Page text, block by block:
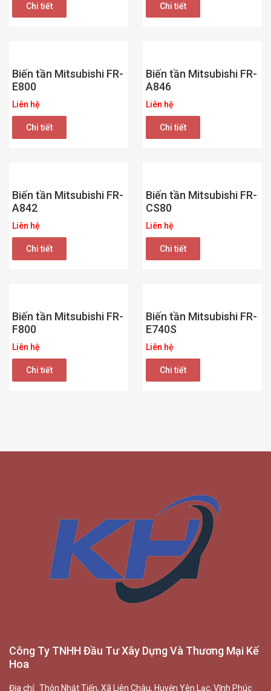
Chi tiết Chi tiết
Biến tần Mitsubishi FR-
E800
Liên hệ
Chi tiết
Biến tần Mitsubishi FR-
A846
Liên hệ
Chi tiết
Biến tần Mitsubishi FR-
A842
Liên hệ
Chi tiết
Biến tần Mitsubishi FR-
CS80
Liên hệ
Chi tiết
Biến tần Mitsubishi FR-
F800
Liên hệ
Chi tiết
Biến tần Mitsubishi FR-
E740S
Liên hệ
Chi tiết
Công Ty TNHH Đầu Tư Xây Dựng Và Thương Mại Kế
Hoa
Địa chỉ: Thôn Nhật Tiến, Xã Liên Châu, Huyện Yên Lạc, Vĩnh Phúc